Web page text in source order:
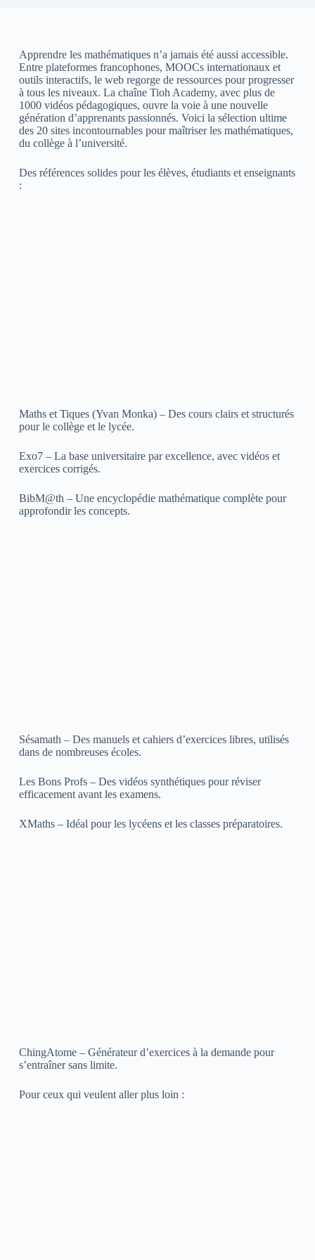
Apprendre les mathématiques n’a jamais été aussi accessible.
Entre plateformes francophones, MOOCs internationaux et
outils interactifs, le web regorge de ressources pour progresser
à tous les niveaux. La chaîne Tioh Academy, avec plus de
1000 vidéos pédagogiques, ouvre la voie à une nouvelle
génération d’apprenants passionnés. Voici la sélection ultime
des 20 sites incontournables pour maîtriser les mathématiques,
du collège à l’université.
Des références solides pour les élèves, étudiants et enseignants
:
Maths et Tiques (Yvan Monka) – Des cours clairs et structurés
pour le collège et le lycée.
Exo7 – La base universitaire par excellence, avec vidéos et
exercices corrigés.
BibM@th – Une encyclopédie mathématique complète pour
approfondir les concepts.
Sésamath – Des manuels et cahiers d’exercices libres, utilisés
dans de nombreuses écoles.
Les Bons Profs – Des vidéos synthétiques pour réviser
efficacement avant les examens.
XMaths – Idéal pour les lycéens et les classes préparatoires.
ChingAtome – Générateur d’exercices à la demande pour
s’entraîner sans limite.
Pour ceux qui veulent aller plus loin :